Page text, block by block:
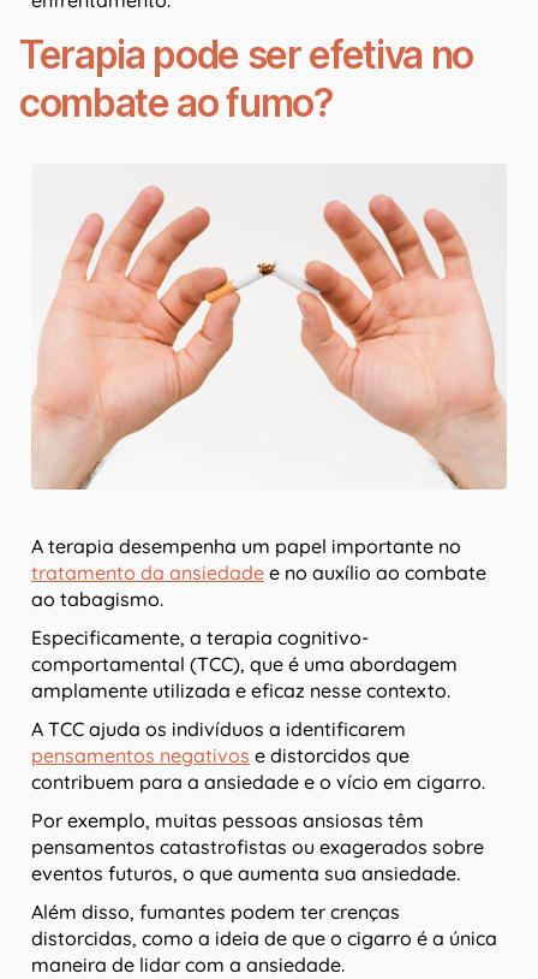
Terapia pode ser efetiva no
combate ao fumo?
A terapia desempenha um papel importante no
tratamento da ansiedade e no auxílio ao combate
ao tabagismo.
Especificamente, a terapia cognitivo-
comportamental (TCC), que é uma abordagem
amplamente utilizada e eficaz nesse contexto.
A TCC ajuda os indivíduos a identificarem
pensamentos negativos e distorcidos que
contribuem para a ansiedade e o vício em cigarro.
Por exemplo, muitas pessoas ansiosas têm
pensamentos catastrofistas ou exagerados sobre
eventos futuros, o que aumenta sua ansiedade.
Além disso, fumantes podem ter crenças
distorcidas, como a ideia de que o cigarro é a única
maneira de lidar com a ansiedade.